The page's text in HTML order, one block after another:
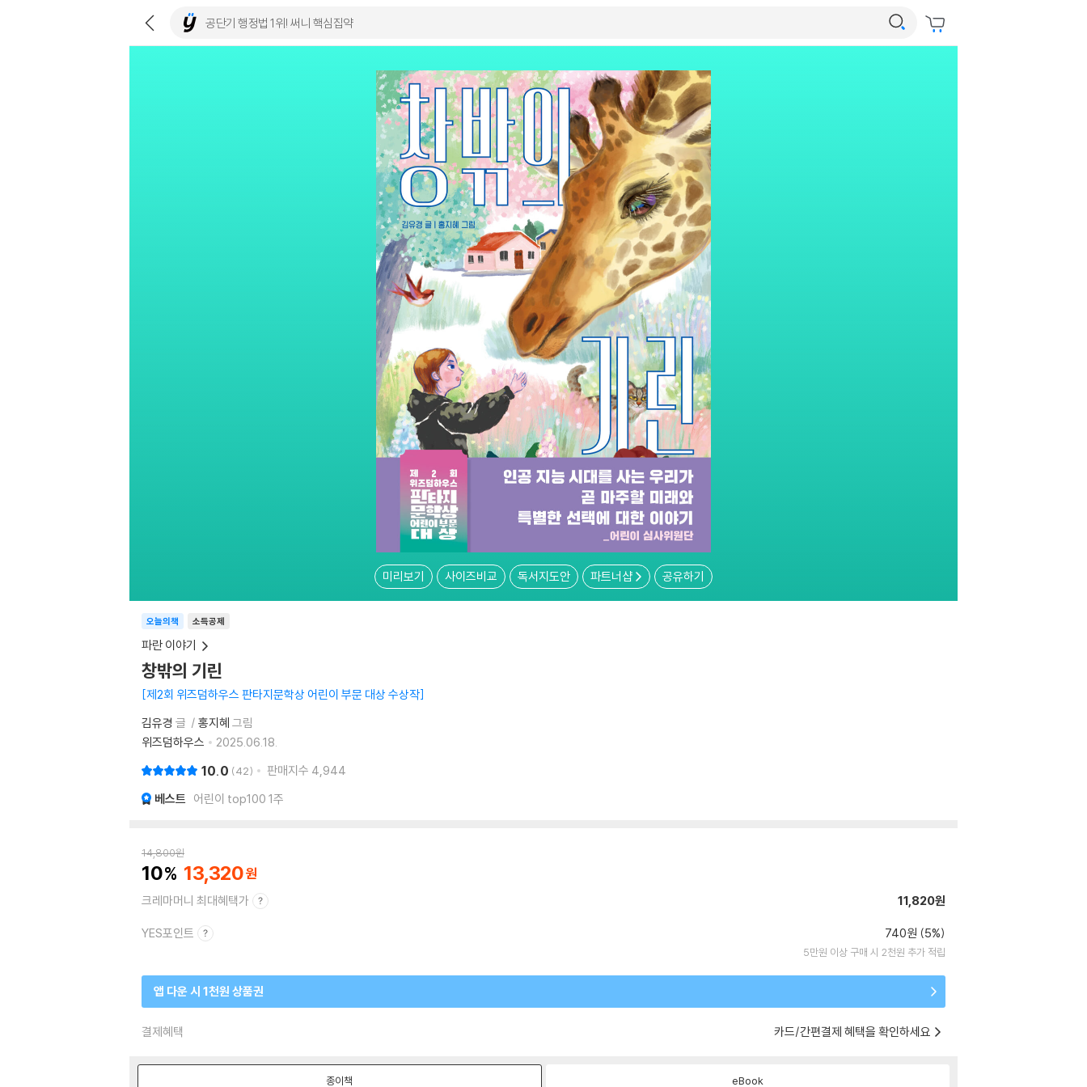
미리보기 사이즈비교 독서지도안 파트너샵 공유하기
소득공제
오늘의책
파란 이야기
창밖의 기린
제2회 위즈덤하우스 판타지문학상 어린이 부문 대상 수상작
김유경 글 홍지혜 그림
위즈덤하우스
2025.06.18.
10.0 42 판매지수 4,944
베스트 어린이 top100 1주
14,800원
10 13,320
크레마머니 최대혜택가 11,820원
YES포인트 740원 (5%)
5만원 이상 구매 시 2천원 추가 적립
앱 다운 시 1천원 상품권
결제혜택 카드/간편결제 혜택을 확인하세요
종이책 eBook